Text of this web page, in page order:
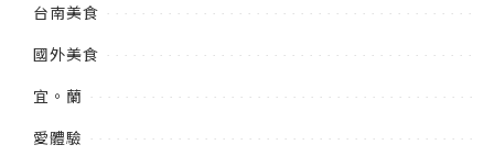
台南美食
國外美食
宜。蘭
愛體驗